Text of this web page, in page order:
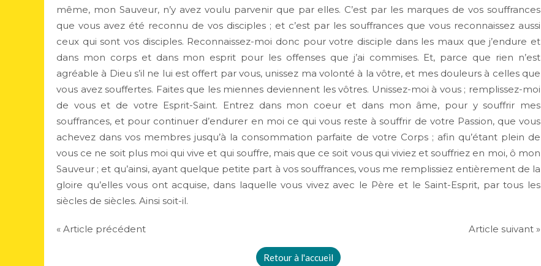
même, mon Sauveur, n’y avez voulu parvenir que par elles. C’est par les marques de vos souffrances
que vous avez été reconnu de vos disciples ; et c’est par les souffrances que vous reconnaissez aussi
ceux qui sont vos disciples. Reconnaissez-moi donc pour votre disciple dans les maux que j’endure et
dans mon corps et dans mon esprit pour les offenses que j’ai commises. Et, parce que rien n’est
agréable à Dieu s’il ne lui est offert par vous, unissez ma volonté à la vôtre, et mes douleurs à celles que
vous avez souffertes. Faites que les miennes deviennent les vôtres. Unissez-moi à vous ; remplissez-moi
de vous et de votre Esprit-Saint. Entrez dans mon coeur et dans mon âme, pour y souffrir mes
souffrances, et pour continuer d’endurer en moi ce qui vous reste à souffrir de votre Passion, que vous
achevez dans vos membres jusqu’à la consommation parfaite de votre Corps ; afin qu’étant plein de
vous ce ne soit plus moi qui vive et qui souffre, mais que ce soit vous qui viviez et souffriez en moi, ô mon
Sauveur ; et qu’ainsi, ayant quelque petite part à vos souffrances, vous me remplissiez entièrement de la
gloire qu’elles vous ont acquise, dans laquelle vous vivez avec le Père et le Saint-Esprit, par tous les
siècles de siècles. Ainsi soit-il.
« Article précédent Article suivant »
Retour à l'accueil